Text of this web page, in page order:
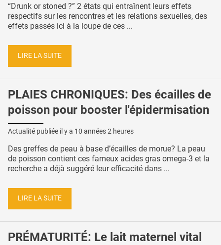
“Drunk or stoned ?” 2 états qui entraînent leurs effets
respectifs sur les rencontres et les relations sexuelles, des
effets passés ici à la loupe de ces ...
LIRE LA SUITE
PLAIES CHRONIQUES: Des écailles de
poisson pour booster l'épidermisation
Actualité publiée il y a 10 années 2 heures
Des greffes de peau à base d’écailles de morue? La peau
de poisson contient ces fameux acides gras omega-3 et la
recherche a déjà suggéré leur efficacité dans ...
LIRE LA SUITE
PRÉMATURITÉ: Le lait maternel vital